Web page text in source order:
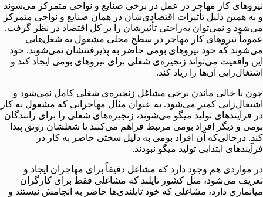
نیروهای کار مهاجر در عمل در برخی صنایع و نواحی متمرکز می‌شوند
و به همین دلیل تأثیرات اقتصادی‌شان در همان صنایع و نواحی متمرکز
می‌شود و نمی‌توان به‌راحتی تأثیرشان را بر کل اقتصاد در نظر گرفت.
عموماً نیروهای کار مهاجر در سطح محلی مشغول به شغل‌هایی
می‌شوند که خود نیروهای بومی حاضر به پذیرفتنشان نمی‌شوند. خود
این واقعیت می‌تواند زنجیره‌ی شغلی برای نیروهای بومی ایجاد کند و
اشتغال‌زایی آن‌ها را زیاد کند.
چون با خالی ماندن برخی مشاغل زنجیره‌ی شغلی کامل نمی‌شود و
اشتغال‌زایی کمتر می‌شود. به عنوان مثال مهاجرانی که مشغول به کار
در فرآیندهای تولید میگو می‌شوند، زنجیره‌های شغلی را برای رانندگان
بومی و دیگر افراد بومی مرتبط فراهم می‌کنند تا شغلشان رونق پیدا
کند. درحالی‌که آن افراد بومی به دلیل سختی حاضر به کار در
فرآیندهای ابتدایی تولید میگو نبودند.
در مواردی هم وجود دارد که مشاغل دقیقاً برای مهاجران ایجاد و
تعریف می‌شود، مثل کشور تایلند که مشاغلی فقط برای کارگران
میانماری دارد، مشاغلی که خود تایلندی‌ها حاضر به انجامش نیستند و